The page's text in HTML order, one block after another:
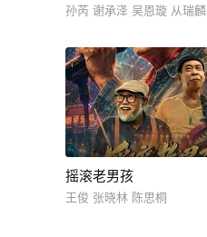
孙芮 谢承泽 吴恩璇 从瑞麟
摇滚老男孩
王俊 张晓林 陈思桐